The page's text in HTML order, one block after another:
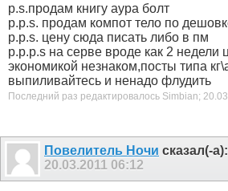
p.s.продам книгу аура болт
p.p.s. продам компот тело по
p.p.s. цену сюда писать либо в пм
p.p.p.s на серве вроде как 2 недели
экономикой незнаком,посты типа
выпиливайтесь и ненадо флудить
Последний раз редактировалось Simbian;
Пoвелитель Ночи сказал(-а):
20.03.2011 06:12